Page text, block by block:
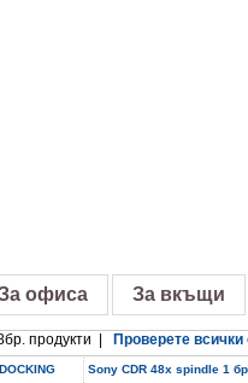
офиса За вкъщи
продукти | Проверете всички
Sony CDR 48x spindle 1